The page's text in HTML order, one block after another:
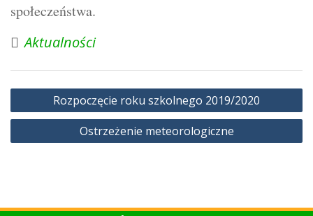
społeczeństwa.
Aktualności
Nawigacja
wpisu
Rozpoczęcie roku szkolnego 2019/2020
Ostrzeżenie meteorologiczne